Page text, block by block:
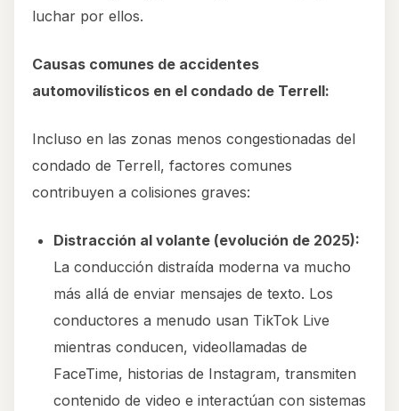
luchar por ellos.
Causas comunes de accidentes
automovilísticos en el condado de Terrell:
Incluso en las zonas menos congestionadas del
condado de Terrell, factores comunes
contribuyen a colisiones graves:
Distracción al volante (evolución de 2025):
La conducción distraída moderna va mucho
más allá de enviar mensajes de texto. Los
conductores a menudo usan TikTok Live
mientras conducen, videollamadas de
FaceTime, historias de Instagram, transmiten
contenido de video e interactúan con sistemas